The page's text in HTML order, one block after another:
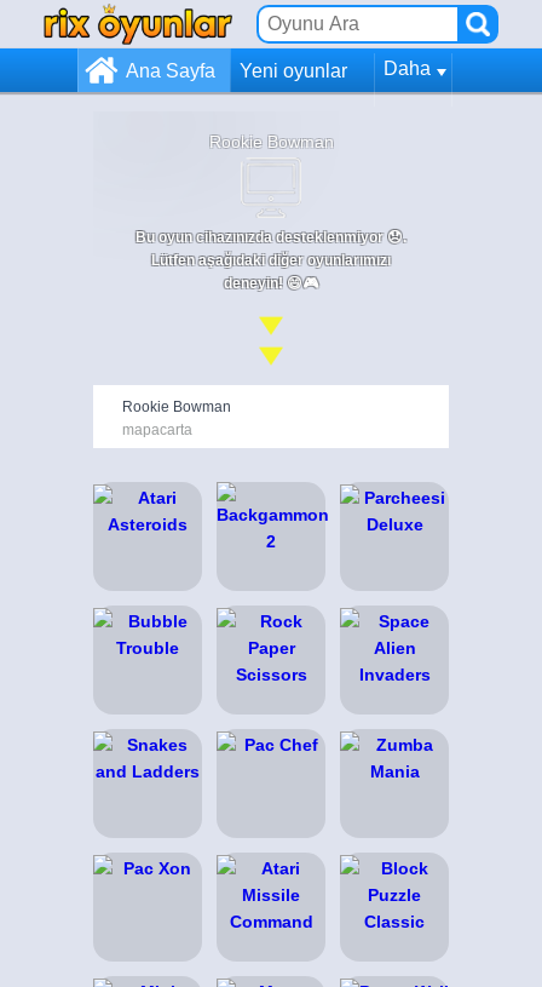
Ana Sayfa Yeni oyunlar Daha
Rookie Bowman
Bu oyun cihazınızda desteklenmiyor 😞.
Lütfen aşağıdaki diğer oyunlarımızı
deneyin! 😄🎮
Rookie Bowman
mapacarta